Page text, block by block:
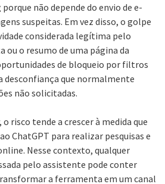
não depende do envio de e-
suspeitas. Em vez disso, o golpe
considerada legítima pelo
ou o resumo de uma página da
de bloqueio por filtros
desconfiança que normalmente
não solicitadas.
risco tende a crescer à medida que
ChatGPT para realizar pesquisas e
Nesse contexto, qualquer
pelo assistente pode conter
a ferramenta em um canal